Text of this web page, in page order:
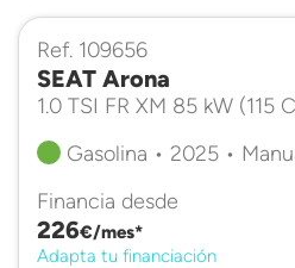
Ref. 109656
SEAT Arona
1.0 TSI FR XM 85 kW (115
Gasolina • 2025 •
Financia desde
226€/mes*
Adapta tu financiación